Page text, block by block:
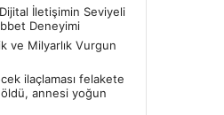
İletişimin Seviyeli
Deneyimi
ve Milyarlık Vurgun
ilaçlaması felakete
annesi yoğun